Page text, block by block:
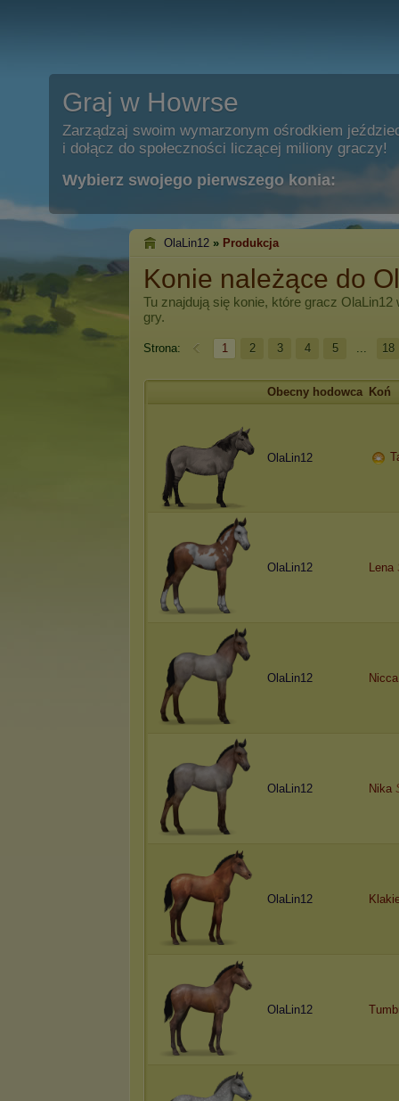
Graj w Howrse
Zarządzaj swoim wymarzonym ośrodkiem
i dołącz do społeczności liczącej miliony graczy!
Wybierz swojego pierwszego konia:
OlaLin12 » Produkcja
Konie należące do
Tu znajdują się konie, które gracz OlaLin12
gry.
Strona: 1 2 3 4 5 ... 18
Obecny hodowca Koń
OlaLin12
OlaLin12 Lena
OlaLin12 Nicca
OlaLin12 Nika
OlaLin12
OlaLin12